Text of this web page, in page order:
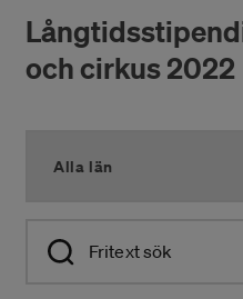
och cirkus 2022